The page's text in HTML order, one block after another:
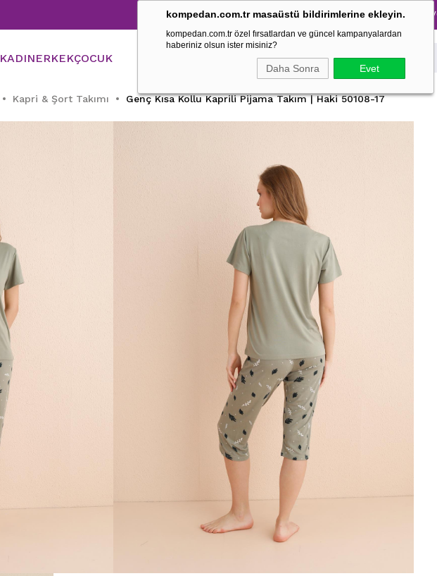
kompedan.com.tr masaüstü bildirimlerine ekleyin.
kompedan.com.tr özel fırsatlardan ve güncel kampanyalardan
haberiniz olsun ister misiniz?
Daha Sonra Evet
Tüm Pijama Takımlarında %30 İndirim → 1500 TL ve
KADINERKEKÇOCUK
Kapri & Şort Takımı Genç Kısa Kollu Kaprili Pijama Takım | Haki 50108-17